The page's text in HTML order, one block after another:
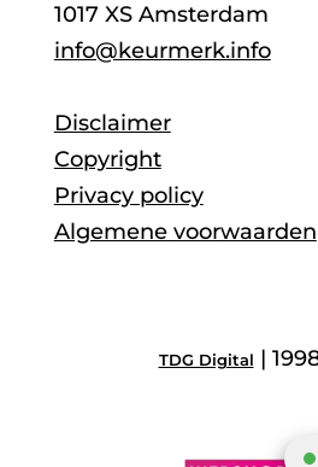
1017 XS Amsterdam
info@keurmerk.info
Disclaimer
Copyright
Privacy policy
Algemene voorwaarden
TDG Digital |